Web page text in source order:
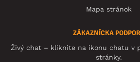
Mapa stránok
ZÁKAZNÍCKA
Živý chat – kliknite na ikonu chatu v
stránky.